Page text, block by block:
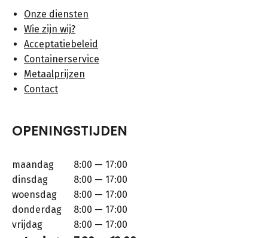
Onze diensten
Wie zijn wij?
Acceptatiebeleid
Containerservice
Metaalprijzen
Contact
OPENINGSTIJDEN
maandag
8:00 — 17:00
dinsdag
8:00 — 17:00
woensdag
8:00 — 17:00
donderdag
8:00 — 17:00
vrijdag
8:00 — 17:00